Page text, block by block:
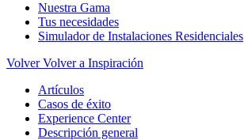
Nuestra Gama
Tus necesidades
Simulador de Instalaciones Residenciales
Volver Volver a Inspiración
Artículos
Casos de éxito
Experience Center
Descripción general